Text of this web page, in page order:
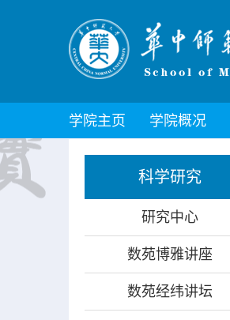
学院主页 学院概况
科学研究
研究中心
数苑博雅讲座
数苑经纬讲坛